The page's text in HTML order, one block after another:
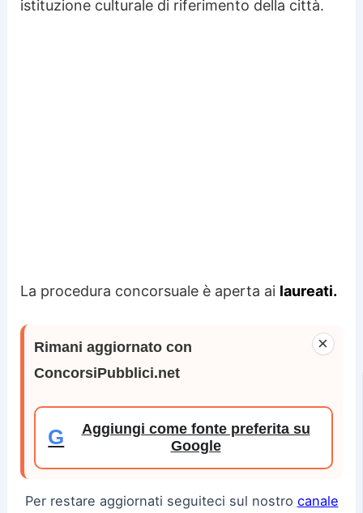
istituzione culturale di riferimento della città.
La procedura concorsuale è aperta ai laureati.
×
Rimani aggiornato con
ConcorsiPubblici.net
G
Aggiungi come fonte preferita su
Google
Per restare aggiornati seguiteci sul nostro canale